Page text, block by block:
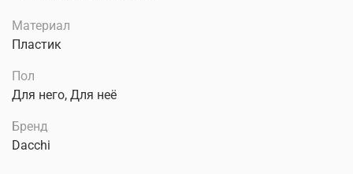
Материал
Пластик
Пол
Для него, Для неё
Бренд
Dacchi